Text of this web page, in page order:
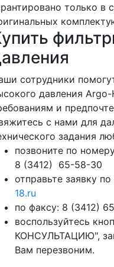
только в
сотрудники
давления
и
с нами для
задания
позвоните по
8 (3412) 65-58-30
отправьте заявку
18.ru
по факсу: 8 (3412)
воспользуйтесь
КОНСУЛЬТАЦИЮ",
Вам перезвоним.